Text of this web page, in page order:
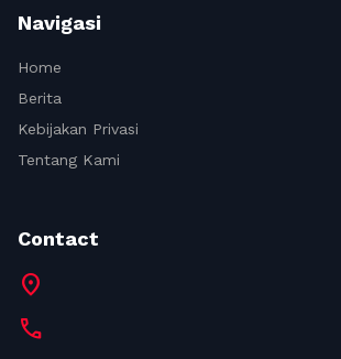
Navigasi
Home
Berita
Kebijakan Privasi
Tentang Kami
Contact
location_on
call